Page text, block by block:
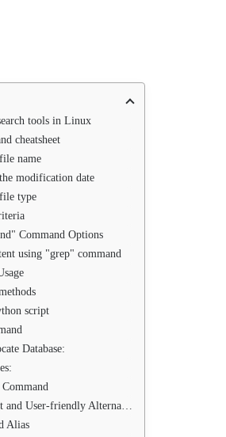
tools in Linux
cheatsheet
name
modification date
type
Command Options
using "grep" command
script
Database:
friendly Alternative to "find"
Alias